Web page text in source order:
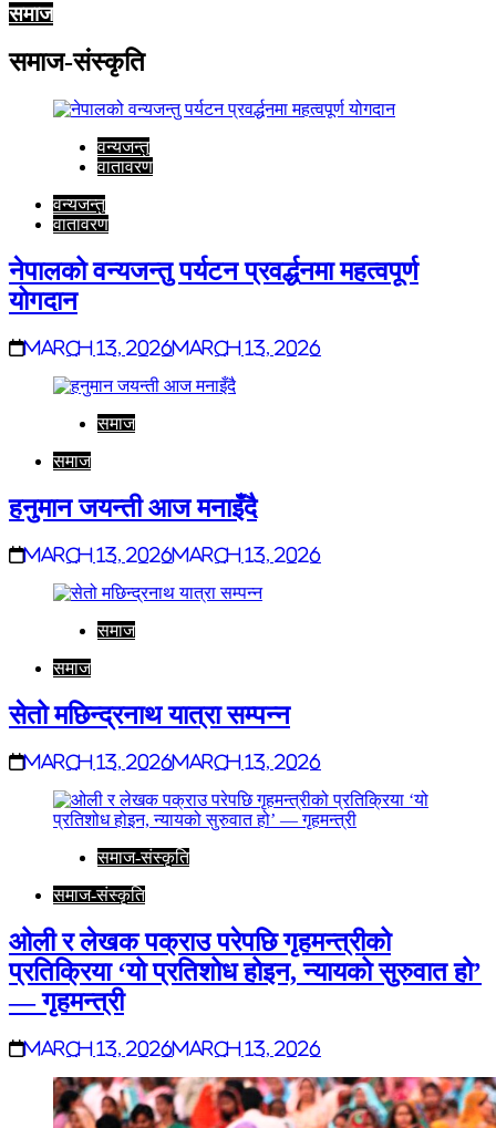
समाज
समाज-संस्कृति
वन्यजन्तु
वातावरण
वन्यजन्तु
वातावरण
नेपालको वन्यजन्तु पर्यटन प्रवर्द्धनमा महत्वपूर्ण
योगदान
March 13, 2026March 13, 2026
समाज
समाज
हनुमान जयन्ती आज मनाइँदै
March 13, 2026March 13, 2026
समाज
समाज
सेतो मछिन्द्रनाथ यात्रा सम्पन्न
March 13, 2026March 13, 2026
समाज-संस्कृति
समाज-संस्कृति
ओली र लेखक पक्राउ परेपछि गृहमन्त्रीको
प्रतिक्रिया ‘यो प्रतिशोध होइन, न्यायको सुरुवात हो’
— गृहमन्त्री
March 13, 2026March 13, 2026